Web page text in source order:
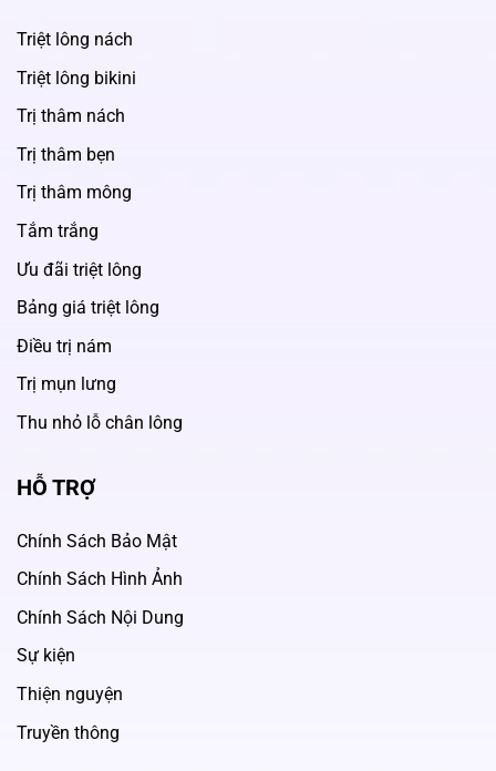
Triệt lông nách
Triệt lông bikini
Trị thâm nách
Trị thâm bẹn
Trị thâm mông
Tắm trắng
Ưu đãi triệt lông
Bảng giá triệt lông
Điều trị nám
Trị mụn lưng
Thu nhỏ lỗ chân lông
HỖ TRỢ
Chính Sách Bảo Mật
Chính Sách Hình Ảnh
Chính Sách Nội Dung
Sự kiện
Thiện nguyện
Truyền thông